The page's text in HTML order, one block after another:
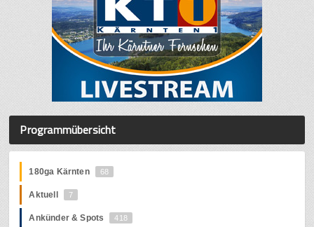
Programmübersicht
180ga Kärnten 68
Aktuell 7
Ankünder & Spots 418